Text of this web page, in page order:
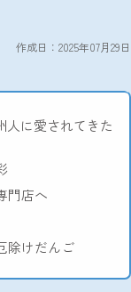
作成日：2025年07月29日
人に愛されてきた
門店へ
除けだんご